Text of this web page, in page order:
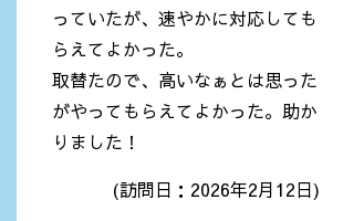
っていたが、速やかに対応しても
らえてよかった。
取替たので、高いなぁとは思った
がやってもらえてよかった。助か
りました！
(訪問日：2026年2月12日)